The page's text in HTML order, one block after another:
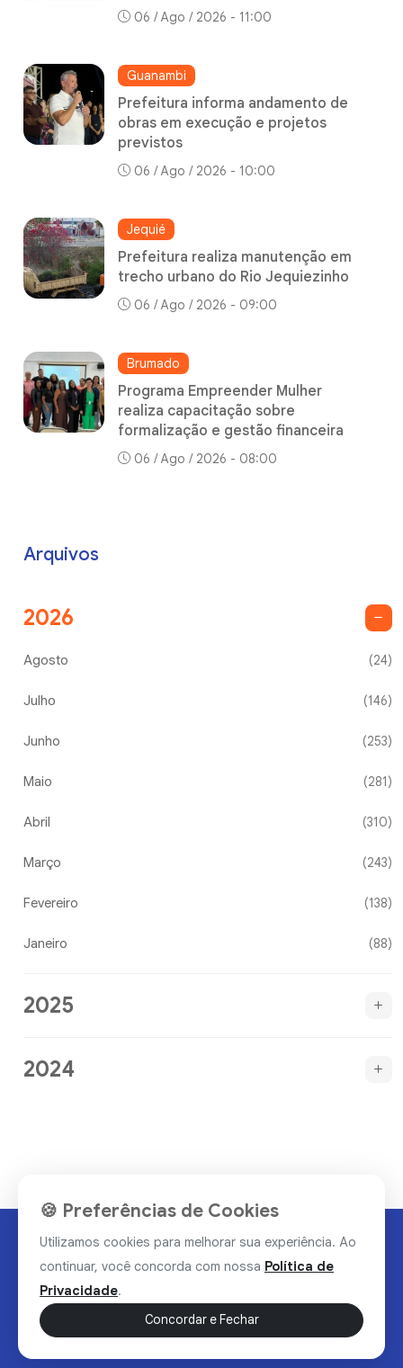
06 / Ago / 2026 - 11:00
Guanambi
Prefeitura informa andamento de
obras em execução e projetos
previstos
06 / Ago / 2026 - 10:00
Jequié
Prefeitura realiza manutenção em
trecho urbano do Rio Jequiezinho
06 / Ago / 2026 - 09:00
Brumado
Programa Empreender Mulher
realiza capacitação sobre
formalização e gestão financeira
06 / Ago / 2026 - 08:00
Arquivos
2026
Agosto (24)
Julho (146)
Junho (253)
Maio (281)
Abril (310)
Março (243)
Fevereiro (138)
Janeiro (88)
2025
2024
🍪 Preferências de Cookies
Utilizamos cookies para melhorar sua experiência. Ao
continuar, você concorda com nossa Política de
Privacidade.
Concordar e Fechar